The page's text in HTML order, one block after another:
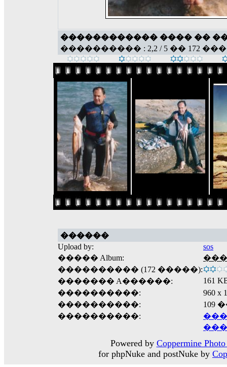
������������ ���� ��
���������� : 2,2 / 5 �� 172
������
Upload by:
sos
����� Album:
���������� (172 �����):
������� A������:
161
����������:
960
����������:
109
����������:
Powered by Coppermine
for phpNuke and postNuke by